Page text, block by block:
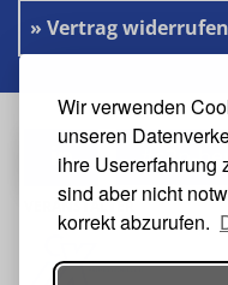
Wir verwenden
unseren
ihre Usererfahrung
sind aber nicht
korrekt abzurufen.
» Vertrag widerrufen
#s2n-
VERANSTALTER